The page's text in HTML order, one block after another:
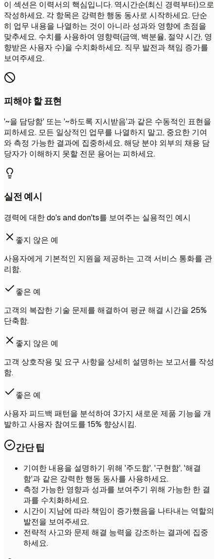
이 섹션은 이력서의 핵심입니다. 역시간순(최신 경력부터)으로
작성하세요. 각 항목은 강력한 행동 동사로 시작하세요. 단순
히 업무 내용을 나열하는 것이 아니라 성과와 영향에 초점을
맞추세요. 수치를 사용하여 영향력(금액, 백분율, 절약 시간, 영
향받은 사용자 수)을 수치화하세요. 직무 발전과 책임 증가를
보여주세요.
피해야 할 표현
'~을 담당함' 또는 '~하도록 지시받음'과 같은 수동적인 표현을
피하세요. 모든 일상적인 업무를 나열하지 말고, 중요한 기여
와 측정 가능한 결과에 집중하세요. 해당 분야 외부의 채용 담
당자가 이해하지 못할 전문 용어는 피하세요.
실전 예시
경력에 대한 do's and don'ts를 보여주는 실용적인 예시
좋지 않은 예
사용자에게 기본적인 지원을 제공하는 고객 서비스 통화를 관
리함.
좋은 예
고객의 복잡한 기술 문제를 해결하여 평균 해결 시간을 25%
단축함.
좋지 않은 예
고객 상호작용 및 요구 사항을 상세히 설명하는 보고서를 작성
함.
좋은 예
사용자 피드백 패턴을 분석하여 3가지 새로운 제품 기능을 개
발하고 사용자 참여도를 15% 향상시킴.
간단 팁
기여한 내용을 설명하기 위해 '주도함', '구현함', '해결
함'과 같은 강력한 행동 동사를 사용하세요.
측정 가능한 영향과 성과를 보여주기 위해 가능한 한 결
과를 수치화하세요.
시간이 지남에 따라 책임이 증가했음을 나타내는 역할의
발전을 보여주세요.
전략적 사고와 문제 해결 능력을 강조하는 결과에 집중
하세요.